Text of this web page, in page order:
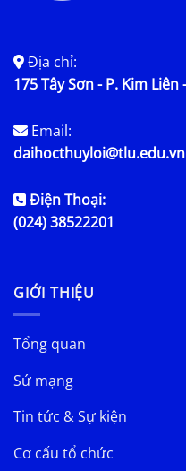
Địa chỉ:
175 Tây Sơn - P. Kim Liên
Email:
daihocthuyloi@tlu.edu.vn
Điện Thoại:
(024) 38522201
GIỚI THIỆU
Tổng quan
Sứ mạng
Tin tức & Sự kiện
Cơ cấu tổ chức